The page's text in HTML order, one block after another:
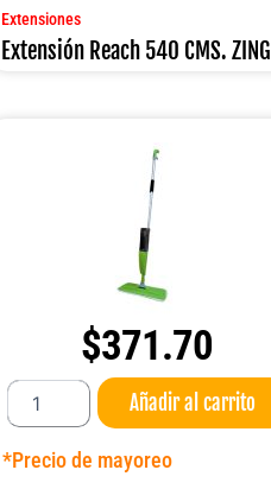
cantidad
Extensiones
Extensión Reach 540 CMS. ZING
$371.70
Spray
MOP
Con
Flat
Añadir al carrito
*Precio de mayoreo